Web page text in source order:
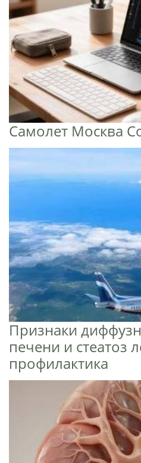
Самолет Москва
Признаки
печени и стеатоз
профилактика